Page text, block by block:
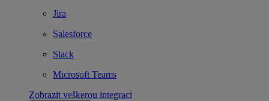
Jira
Salesforce
Slack
Microsoft Teams
Zobrazit veškerou integraci